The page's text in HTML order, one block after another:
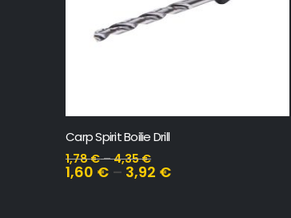
14,13€ 12,72€